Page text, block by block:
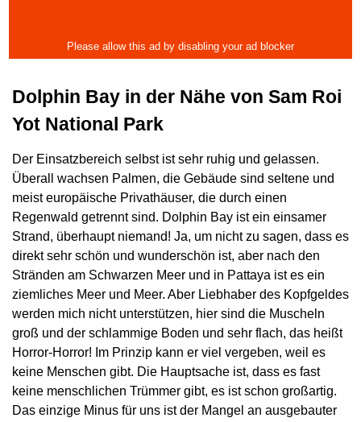
Dolphin Bay in der Nähe von Sam Roi
Yot National Park
Der Einsatzbereich selbst ist sehr ruhig und gelassen.
Überall wachsen Palmen, die Gebäude sind seltene und
meist europäische Privathäuser, die durch einen
Regenwald getrennt sind. Dolphin Bay ist ein einsamer
Strand, überhaupt niemand! Ja, um nicht zu sagen, dass es
direkt sehr schön und wunderschön ist, aber nach den
Stränden am Schwarzen Meer und in Pattaya ist es ein
ziemliches Meer und Meer. Aber Liebhaber des Kopfgeldes
werden mich nicht unterstützen, hier sind die Muscheln
groß und der schlammige Boden und sehr flach, das heißt
Horror-Horror! Im Prinzip kann er viel vergeben, weil es
keine Menschen gibt. Die Hauptsache ist, dass es fast
keine menschlichen Trümmer gibt, es ist schon großartig.
Das einzige Minus für uns ist der Mangel an ausgebauter